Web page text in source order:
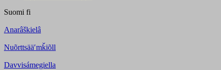
Suomi fi
Anarâškielâ
Nuõrttsääʹmǩiõll
Davvisámegiella